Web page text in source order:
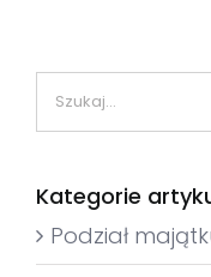
Kategorie
Podział